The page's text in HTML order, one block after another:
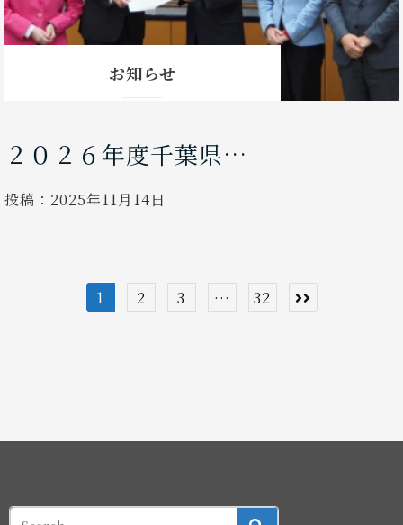
お知らせ
２０２６年度千葉県…
投稿： 2025年11月14日
投
ジ
り
1 2 3 … 32